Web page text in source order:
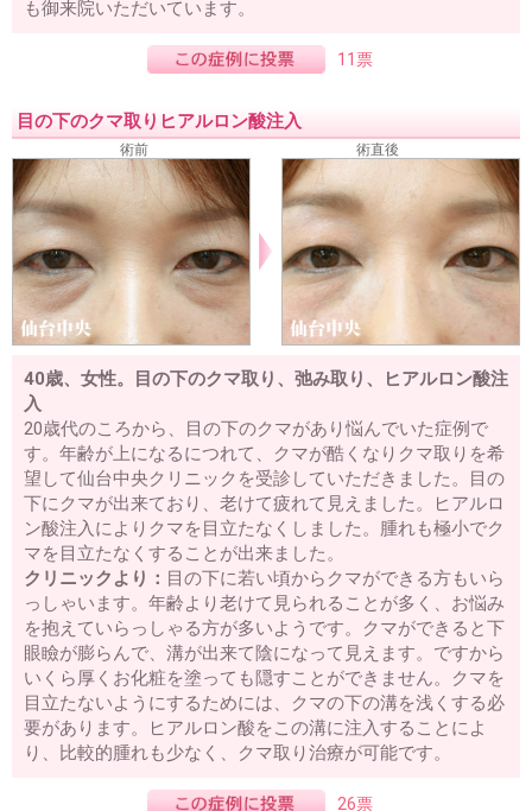
も御来院いただいています。
11票
目の下のクマ取りヒアルロン酸注入
術前 術直後
40歳、女性。目の下のクマ取り、弛み取り、ヒアルロン酸注
入
20歳代のころから、目の下のクマがあり悩んでいた症例で
す。年齢が上になるにつれて、クマが酷くなりクマ取りを希
望して仙台中央クリニックを受診していただきました。目の
下にクマが出来ており、老けて疲れて見えました。ヒアルロ
ン酸注入によりクマを目立たなくしました。腫れも極小でク
マを目立たなくすることが出来ました。
クリニックより： 目の下に若い頃からクマができる方もいら
っしゃいます。年齢より老けて見られることが多く、お悩み
を抱えていらっしゃる方が多いようです。クマができると下
眼瞼が膨らんで、溝が出来て陰になって見えます。ですから
いくら厚くお化粧を塗っても隠すことができません。クマを
目立たないようにするためには、クマの下の溝を浅くする必
要があります。ヒアルロン酸をこの溝に注入することによ
り、比較的腫れも少なく、クマ取り治療が可能です。
26票